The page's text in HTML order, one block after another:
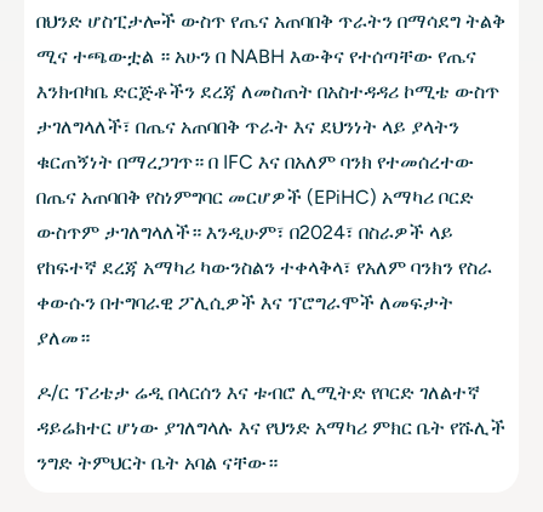
በህንድ ሆስፒታሎች ውስጥ የጤና አጠባበቅ ጥራትን በማሳደግ ትልቅ
ሚና ተጫውቷል ። አሁን በ NABH እውቅና የተሰጣቸው የጤና
እንክብካቤ ድርጅቶችን ደረጃ ለመስጠት በአስተዳዳሪ ኮሚቴ ውስጥ
ታገለግላለች፣ በጤና አጠባበቅ ጥራት እና ደህንነት ላይ ያላትን
ቁርጠኝነት በማረጋገጥ። በ IFC እና በአለም ባንክ የተመሰረተው
በጤና አጠባበቅ የስነምግባር መርሆዎች (EPiHC) አማካሪ ቦርድ
ውስጥም ታገለግላለች። እንዲሁም፣ በ2024፣ በስራዎች ላይ
የከፍተኛ ደረጃ አማካሪ ካውንስልን ተቀላቅላ፣ የአለም ባንክን የስራ
ቀውሱን በተግባራዊ ፖሊሲዎች እና ፕሮግራሞች ለመፍታት
ያለመ።
ዶ/ር ፕሪቴታ ሬዲ በላርሰን እና ቱብሮ ሊሚትድ የቦርድ ገለልተኛ
ዳይሬክተር ሆነው ያገለግላሉ እና የህንድ አማካሪ ምክር ቤት የሹሊች
ንግድ ትምህርት ቤት አባል ናቸው።